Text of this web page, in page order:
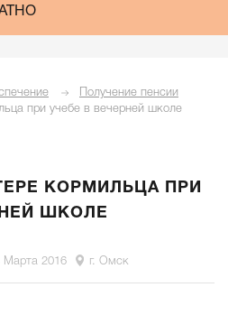
Получение пенсии
при учебе в вечерней школе
КОРМИЛЬЦА ПРИ
ШКОЛЕ
Марта 2016 г. Омск